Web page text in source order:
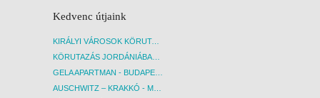
Kedvenc útjaink
KIRÁLYI VÁROSOK KÖRUTAZÁS KÖZVETLEN REPÜLŐJÁRATTAL - BUDAPEST, REPÜLŐ
KÖRUTAZÁS JORDÁNIÁBAN, HOLT-TENGERI PIHENÉSSEL - BUDAPEST, REPÜLŐ
GELA APARTMAN - BUDAPEST, REPÜLŐ
AUSCHWITZ – KRAKKÓ - MEGRÁZÓ IDŐUTAZÁS! - BUDAPEST, BUSZ